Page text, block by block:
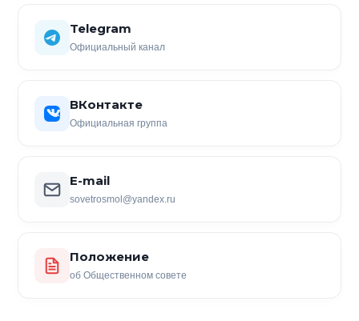
Telegram
Официальный канал
ВКонтакте
Официальная группа
E-mail
sovetrosmol@yandex.ru
Положение
об Общественном совете